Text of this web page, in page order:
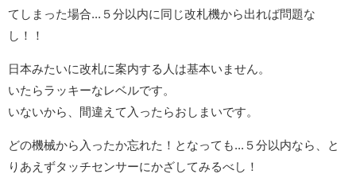
てしまった場合...５分以内に同じ改札機から出れば問題な
し！！
日本みたいに改札に案内する人は基本いません。
いたらラッキーなレベルです。
いないから、間違えて入ったらおしまいです。
どの機械から入ったか忘れた！となっても...５分以内なら、と
りあえずタッチセンサーにかざしてみるべし！